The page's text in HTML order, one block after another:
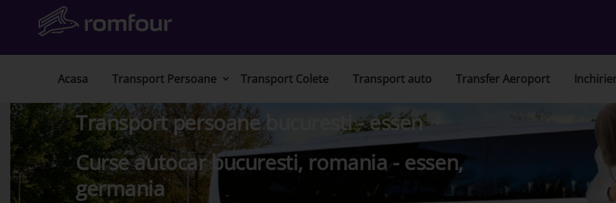
Acasa Transport Persoane Transport Colete Transport auto Transfer Aeroport
Transport persoane bucuresti - essen
Curse autocar bucuresti, romania - essen,
germania